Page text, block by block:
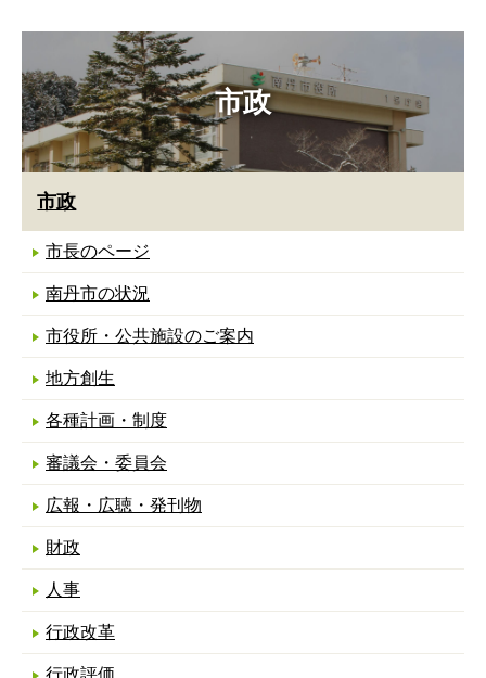
市政
市政
市長のページ
南丹市の状況
市役所・公共施設のご案内
地方創生
各種計画・制度
審議会・委員会
広報・広聴・発刊物
財政
人事
行政改革
行政評価